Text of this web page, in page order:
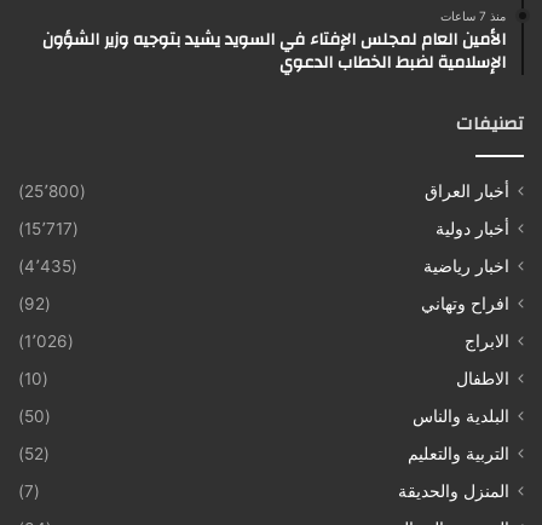
منذ 7 ساعات
الأمين العام لمجلس الإفتاء في السويد يشيد بتوجيه وزير الشؤون
الإسلامية لضبط الخطاب الدعوي
تصنيفات
أخبار العراق
(25٬800)
أخبار دولية
(15٬717)
اخبار رياضية
(4٬435)
افراح وتهاني
(92)
الابراج
(1٬026)
الاطفال
(10)
البلدية والناس
(50)
التربية والتعليم
(52)
المنزل والحديقة
(7)